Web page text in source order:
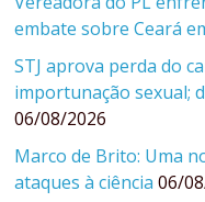
embate sobre Ceará
STJ aprova perda do
importunação sexual;
06/08/2026
Marco de Brito: Uma
ataques à ciência 06/